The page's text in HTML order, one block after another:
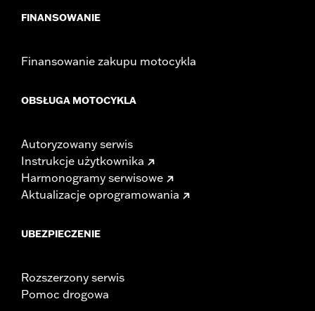
FINANSOWANIE
Finansowanie zakupu motocykla
OBSŁUGA MOTOCYKLA
Autoryzowany serwis
Instrukcje użytkownika
Harmonogramy serwisowe
Aktualizacje oprogramowania
UBEZPIECZENIE
Rozszerzony serwis
Pomoc drogowa